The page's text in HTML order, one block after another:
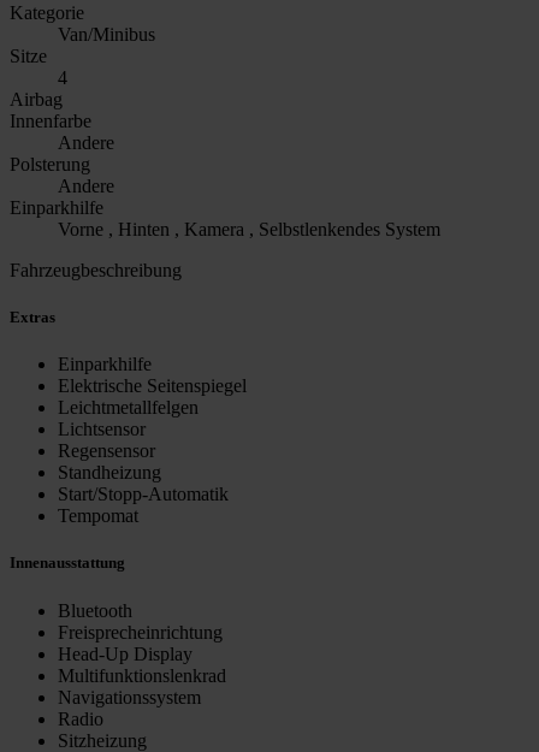
Kategorie
Van/Minibus
Sitze
4
Airbag
Innenfarbe
Andere
Polsterung
Andere
Einparkhilfe
Vorne , Hinten , Kamera , Selbstlenkendes System
Fahrzeugbeschreibung
Extras
Einparkhilfe
Elektrische Seitenspiegel
Leichtmetallfelgen
Lichtsensor
Regensensor
Standheizung
Start/Stopp-Automatik
Tempomat
Innenausstattung
Bluetooth
Freisprecheinrichtung
Head-Up Display
Multifunktionslenkrad
Navigationssystem
Radio
Sitzheizung